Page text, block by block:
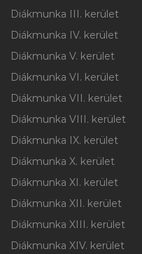
Diákmunka III. kerület
Diákmunka IV. kerület
Diákmunka V. kerület
Diákmunka VI. kerület
Diákmunka VII. kerület
Diákmunka VIII. kerület
Diákmunka IX. kerület
Diákmunka X. kerület
Diákmunka XI. kerület
Diákmunka XII. kerület
Diákmunka XIII. kerület
Diákmunka XIV. kerület